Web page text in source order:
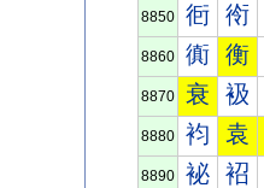
8850 衐 衑
8860 衠 衡
8870 衰 衱
8880 袀 袁
8890 袐 袑